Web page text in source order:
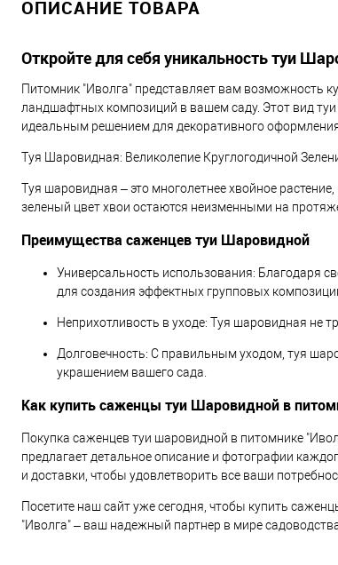
ОПИСАНИЕ ТОВАРА
Откройте для себя уникальность туи
Питомник "Иволга" представляет вам возможность
ландшафтных композиций в вашем саду. Этот вид туи
идеальным решением для декоративного
Туя Шаровидная: Великолепие Круглогодичной
Туя шаровидная – это многолетнее хвойное
зеленый цвет хвои остаются неизменными на
Преимущества саженцев туи Шаровидной
Универсальность использования: Благодаря
для создания эффектных групповых
Неприхотливость в уходе: Туя шаровидная не
Долговечность: С правильным уходом, туя
украшением вашего сада.
Как купить саженцы туи Шаровидной в
Покупка саженцев туи шаровидной в питомнике
предлагает детальное описание и фотографии
и доставки, чтобы удовлетворить все ваши
Посетите наш сайт уже сегодня, чтобы купить
"Иволга" – ваш надежный партнер в мире